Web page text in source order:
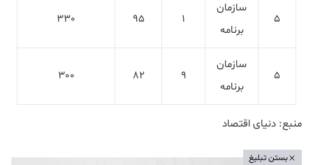
5
سازمان
برنامه
1
95
330
5
سازمان
برنامه
9
82
300
منبع: دنیای اقتصاد
بستن تبلیغ